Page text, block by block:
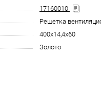
17160010
Решетка
400x14,4x60
Золото